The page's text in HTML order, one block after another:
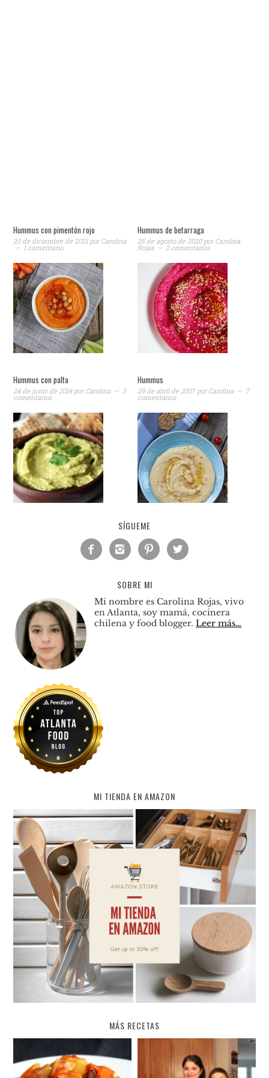
Hummus con pimentón rojo
20 de diciembre de 2021porCarolina
1 comentario
Hummus de betarraga
25 de agosto de 2020porCarolina
Rojas 2 comentarios
Hummus con palta
24 de junio de 2014porCarolina 3
comentarios
Hummus
29 de abril de 2007porCarolina 7
comentarios
SÍGUEME
   
SOBRE MI
Mi nombre es Carolina Rojas, vivo
en Atlanta, soy mamá, cocinera
chilena y food blogger.Leer más…
MI TIENDA EN AMAZON
MÁS RECETAS